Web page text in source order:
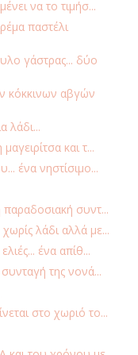
ΣΝΑΚ
ΠΙΆΤΑ
ΤΕΧΝΙΚΈΣ
να το τιμήσ...
παστέλι
γάστρας... δύο
κόκκινων αβγών
λάδι...
και τ...
ένα νηστίσιμο...
παραδοσιακή συντ...
λάδι αλλά με...
ένα απίθ...
της νονά...
στο χωριό το...